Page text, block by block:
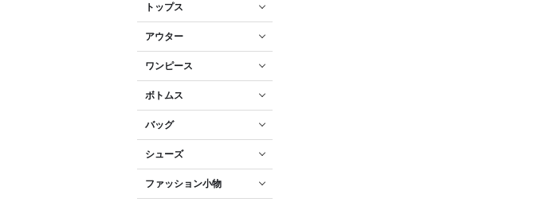
トップス
アウター
ワンピース
ボトムス
バッグ
シューズ
ファッション小物